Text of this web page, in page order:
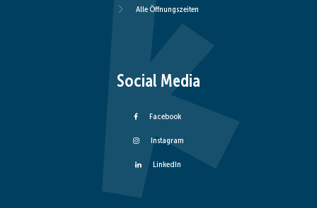
Alle Öffnungszeiten
Social Media
Facebook
Instagram
LinkedIn